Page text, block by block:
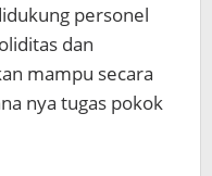
personel
dan
mampu secara
nya tugas pokok